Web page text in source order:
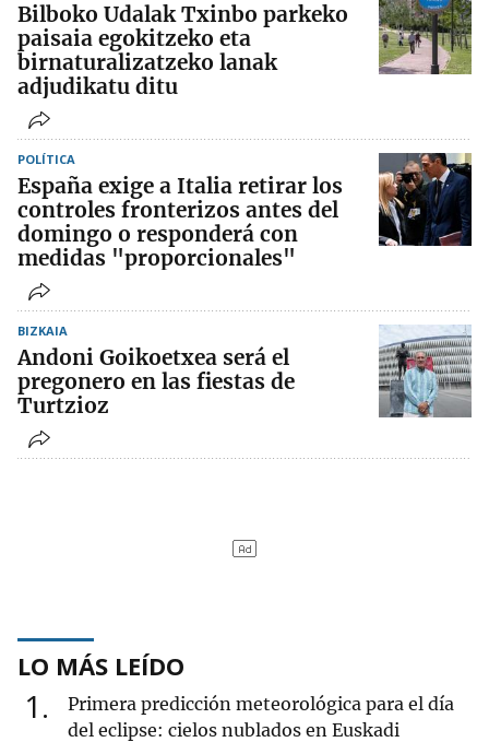
Bilboko Udalak Txinbo parkeko
paisaia egokitzeko eta
birnaturalizatzeko lanak
adjudikatu ditu
POLÍTICA
España exige a Italia retirar los
controles fronterizos antes del
domingo o responderá con
medidas "proporcionales"
BIZKAIA
Andoni Goikoetxea será el
pregonero en las fiestas de
Turtzioz
LO MÁS LEÍDO
1
Primera predicción meteorológica para el día
del eclipse: cielos nublados en Euskadi